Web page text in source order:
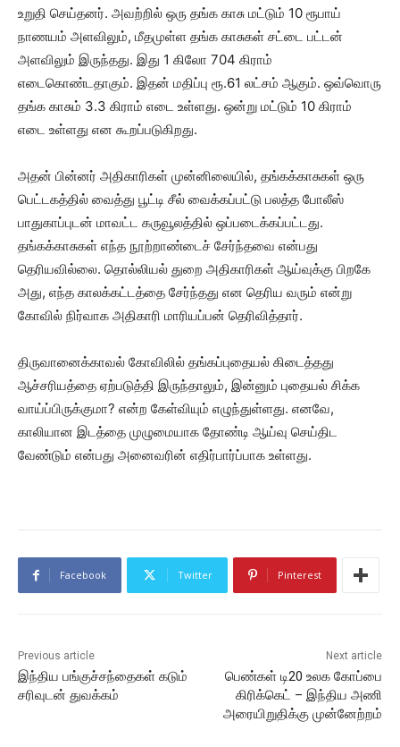
உறுதி செய்தனர். அவற்றில் ஒரு தங்க காசு மட்டும் 10 ரூபாய்
நாணயம் அளவிலும், மீதமுள்ள தங்க காசுகள் சட்டை பட்டன்
அளவிலும் இருந்தது. இது 1 கிலோ 704 கிராம்
எடைகொண்டதாகும். இதன் மதிப்பு ரூ.61 லட்சம் ஆகும். ஒவ்வொரு
தங்க காசும் 3.3 கிராம் எடை உள்ளது. ஒன்று மட்டும் 10 கிராம்
எடை உள்ளது என கூறப்படுகிறது.
அதன் பின்னர் அதிகாரிகள் முன்னிலையில், தங்கக்காசுகள் ஒரு
பெட்டகத்தில் வைத்து பூட்டி சீல் வைக்கப்பட்டு பலத்த போலீஸ்
பாதுகாப்புடன் மாவட்ட கருவூலத்தில் ஒப்படைக்கப்பட்டது.
தங்கக்காசுகள் எந்த நூற்றாண்டைச் சேர்ந்தவை என்பது
தெரியவில்லை. தொல்லியல் துறை அதிகாரிகள் ஆய்வுக்கு பிறகே
அது, எந்த காலக்கட்டத்தை சேர்ந்தது என தெரிய வரும் என்று
கோவில் நிர்வாக அதிகாரி மாரியப்பன் தெரிவித்தார்.
திருவானைக்காவல் கோவிலில் தங்கப்புதையல் கிடைத்தது
ஆச்சரியத்தை ஏற்படுத்தி இருந்தாலும், இன்னும் புதையல் சிக்க
வாய்ப்பிருக்குமா? என்ற கேள்வியும் எழுந்துள்ளது. எனவே,
காலியான இடத்தை முழுமையாக தோண்டி ஆய்வு செய்திட
வேண்டும் என்பது அனைவரின் எதிர்பார்ப்பாக உள்ளது.
Facebook Twitter Pinterest
Previous article
இந்திய பங்குச்சந்தைகள் கடும்
சரிவுடன் துவக்கம்
Next article
பெண்கள் டி20 உலக கோப்பை
கிரிக்கெட் – இந்திய அணி
அரையிறுதிக்கு முன்னேற்றம்